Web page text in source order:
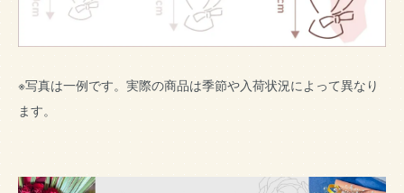
※写真は一例です。実際の商品は季節や入荷状況によって異なり
ます。